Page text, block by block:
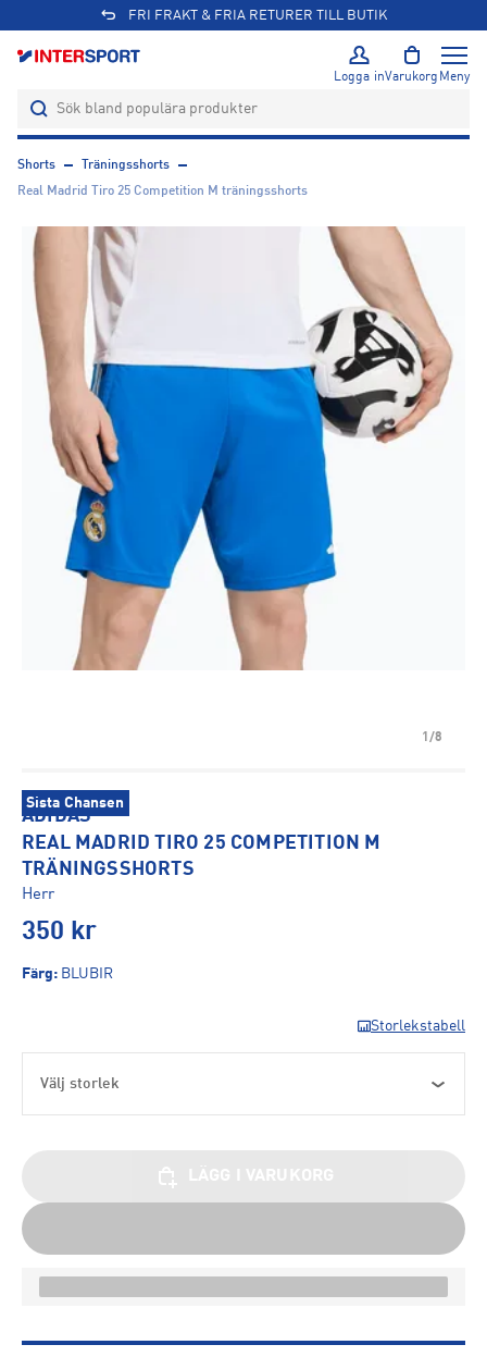
FRI FRAKT & FRIA RETURER TILL BUTIK
Logga inVarukorg Meny
Shorts
Träningsshorts
Real Madrid Tiro 25 Competition M träningsshorts
1/8
Sista Chansen
ADIDAS
REAL MADRID TIRO 25 COMPETITION M
TRÄNINGSSHORTS
Herr
350 kr
Färg: BLUBIR
Storlekstabell
Välj storlek